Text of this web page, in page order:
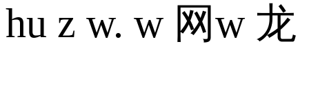
hu z w. w 网w 龙